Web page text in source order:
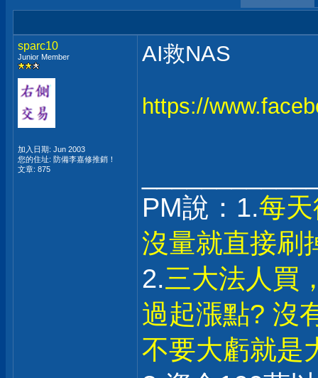
sparc10
Junior Member
加入日期: Jun 2003
您的住址: 防備李嘉修推銷！
文章: 875
AI救NAS
https://
PM說：1.每
沒量就直接刷
2.三大法人買
過起漲點? 沒
不要大虧就是